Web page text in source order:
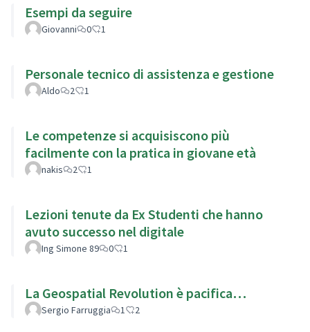
Esempi da seguire
Giovanni 0 1
Personale tecnico di assistenza e gestione
Aldo 2 1
Le competenze si acquisiscono più
facilmente con la pratica in giovane età
nakis 2 1
Lezioni tenute da Ex Studenti che hanno
avuto successo nel digitale
Ing Simone 89 0 1
La Geospatial Revolution è pacifica…
Sergio Farruggia 1 2